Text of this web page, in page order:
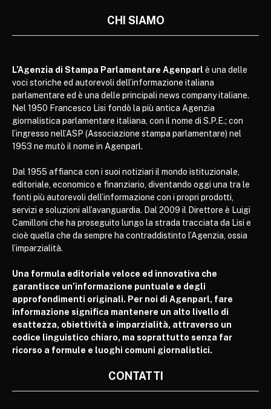
CHI SIAMO
L’Agenzia di Stampa Parlamentare Agenparl è una delle
voci storiche ed autorevoli dell’informazione italiana
parlamentare ed è una delle principali news company italiane.
Nel 1950 Francesco Lisi fondò la più antica Agenzia
giornalistica parlamentare italiana, con il nome di S.P.E.; con
l’ingresso nell’ASP (Associazione stampa parlamentare) nel
1953 ne mutò il nome in Agenparl.
Dal 1955 affianca con i suoi notiziari il mondo istituzionale,
editoriale, economico e finanziario, diventando oggi una tra le
fonti più autorevoli dell’informazione con i propri prodotti,
servizi e soluzioni all’avanguardia. Dal 2009 il Direttore è Luigi
Camilloni che ha proseguito lungo la strada tracciata da Lisi e
cioè quella che da sempre ha contraddistinto l’Agenzia, ossia
l’imparzialità.
Una formula editoriale veloce ed innovativa che
garantisce un’informazione puntuale e degli
approfondimenti originali. Per noi di Agenparl, fare
informazione significa mantenere un alto livello di
esattezza, obiettività e imparzialità, attraverso un
codice linguistico chiaro, ma soprattutto senza far
ricorso a formule e luoghi comuni giornalistici.
CONTATTI